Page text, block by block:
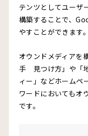
テンツとしてユーザ
構築することで、
やすことができます。
オウンドメディア
手 見つけ方」や「
ィー」などホームペ
ワードにおいてもオ
です。